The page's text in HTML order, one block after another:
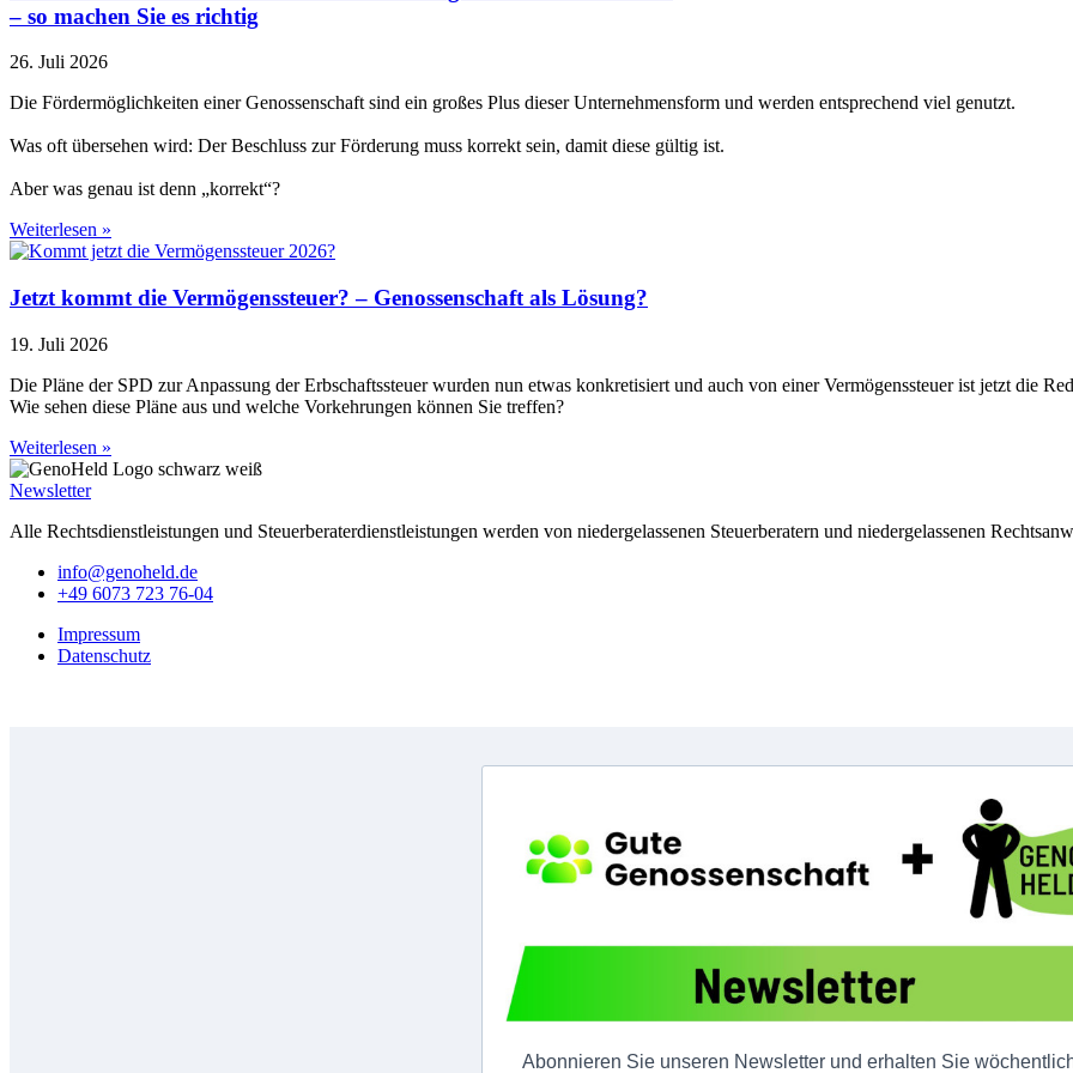
– so machen Sie es richtig
26. Juli 2026
Die Fördermöglichkeiten einer Genossenschaft sind ein großes Plus dieser Unternehmensform und werden entsprechend viel genutzt.
Was oft übersehen wird: Der Beschluss zur Förderung muss korrekt sein, damit diese gültig ist.
Aber was genau ist denn „korrekt“?
Weiterlesen »
Jetzt kommt die Vermögenssteuer? – Genossenschaft als Lösung?
19. Juli 2026
Die Pläne der SPD zur Anpassung der Erbschaftssteuer wurden nun etwas konkretisiert und auch von einer Vermögenssteuer ist jetzt die
Wie sehen diese Pläne aus und welche Vorkehrungen können Sie treffen?
Weiterlesen »
Newsletter
Alle Rechtsdienstleistungen und Steuerberaterdienstleistungen werden von niedergelassenen Steuerberatern und niedergelassenen
info@genoheld.de
+49 6073 723 76-04
Impressum
Datenschutz
Abonnieren Sie unseren Newsletter und erhalten Sie